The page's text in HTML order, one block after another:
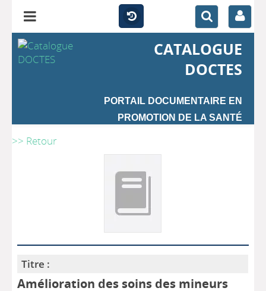
CATALOGUE
DOCTES
PORTAIL DOCUMENTAIRE EN
PROMOTION DE LA SANTÉ
>> Retour
Titre :
Amélioration des soins des mineurs